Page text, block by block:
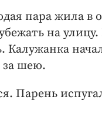
пара жила в
на
Калужанка
за шею.
Парень